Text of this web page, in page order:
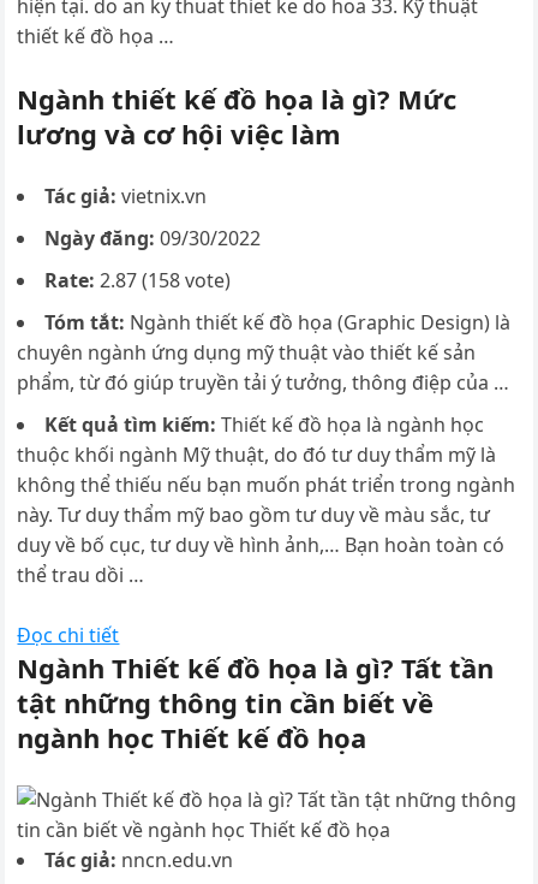
hiện tại. do an ky thuat thiet ke do hoa 33. Kỹ thuật
thiết kế đồ họa …
Ngành thiết kế đồ họa là gì? Mức
lương và cơ hội việc làm
Tác giả: vietnix.vn
Ngày đăng: 09/30/2022
Rate: 2.87 (158 vote)
Tóm tắt: Ngành thiết kế đồ họa (Graphic Design) là
chuyên ngành ứng dụng mỹ thuật vào thiết kế sản
phẩm, từ đó giúp truyền tải ý tưởng, thông điệp của …
Kết quả tìm kiếm: Thiết kế đồ họa là ngành học
thuộc khối ngành Mỹ thuật, do đó tư duy thẩm mỹ là
không thể thiếu nếu bạn muốn phát triển trong ngành
này. Tư duy thẩm mỹ bao gồm tư duy về màu sắc, tư
duy về bố cục, tư duy về hình ảnh,… Bạn hoàn toàn có
thể trau dồi …
Đọc chi tiết
Ngành Thiết kế đồ họa là gì? Tất tần
tật những thông tin cần biết về
ngành học Thiết kế đồ họa
Tác giả: nncn.edu.vn